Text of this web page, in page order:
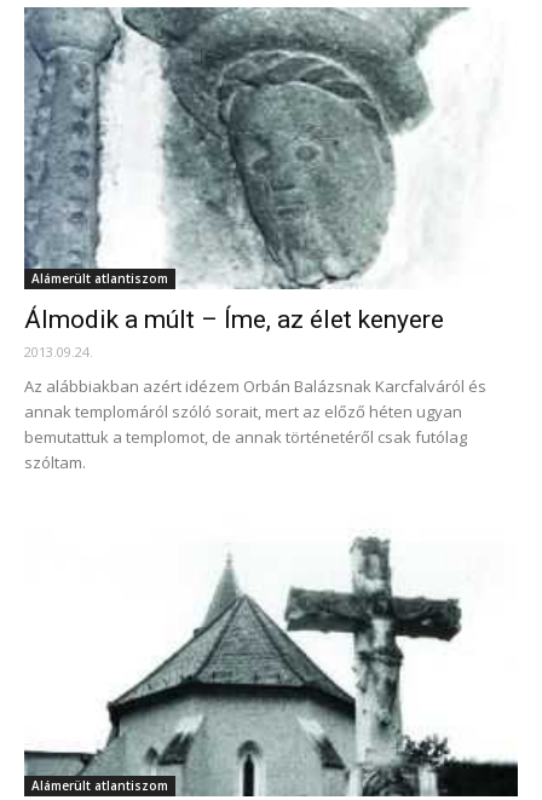
Alámerült atlantiszom
Álmodik a múlt – Íme, az élet kenyere
2013.09.24.
Az alábbiakban azért idézem Orbán Balázsnak Karcfalváról és
annak templomáról szóló sorait, mert az előző héten ugyan
bemutattuk a templomot, de annak történetéről csak futólag
szóltam.
Alámerült atlantiszom